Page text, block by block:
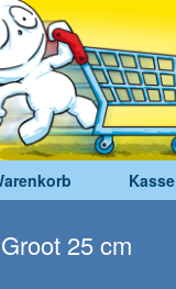
Kasse
25 cm